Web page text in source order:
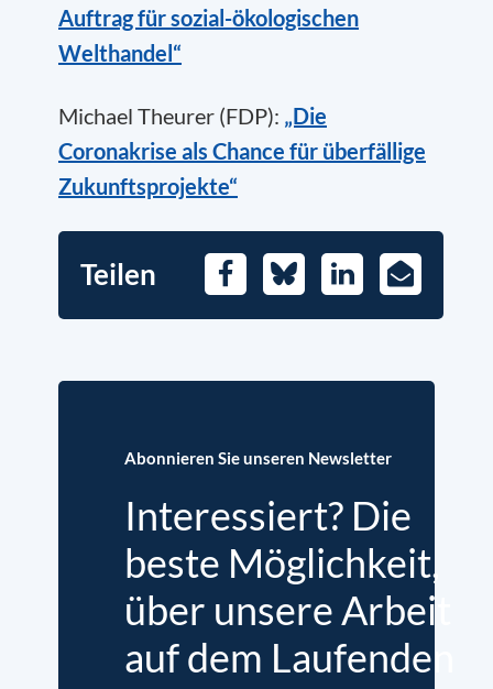
Auftrag für sozial-ökologischen
Welthandel“
Michael Theurer (FDP): „Die
Coronakrise als Chance für überfällige
Zukunftsprojekte“
Teilen FacebookBlueskyLinkedIn
E-
Mail
Abonnieren Sie unseren Newsletter
Interessiert? Die
beste Möglichkeit,
über unsere Arbeit
auf dem Laufenden